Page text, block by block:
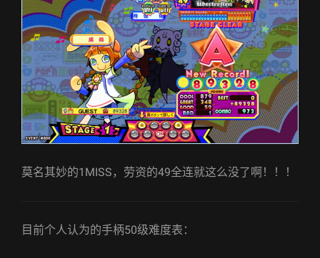
莫名其妙的1MISS，劳资的49全连就这么没了啊！！！
目前个人认为的手柄50级难度表：